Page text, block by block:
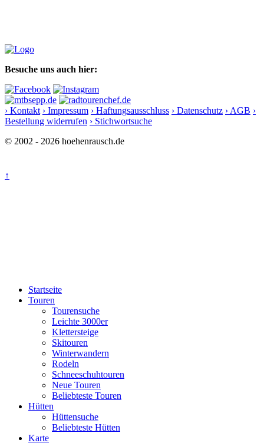
Besuche uns auch hier:
› Kontakt › Impressum › Haftungsausschluss › Datenschutz › AGB ›
Bestellung widerrufen › Stichwortsuche
© 2002 - 2026 hoehenrausch.de
↑
Startseite
Touren
Tourensuche
Leichte 3000er
Klettersteige
Skitouren
Winterwandern
Rodeln
Schneeschuhtouren
Neue Touren
Beliebteste Touren
Hütten
Hüttensuche
Beliebteste Hütten
Karte